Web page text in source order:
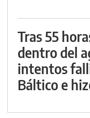
Tras 55
dentro del
intentos
Báltico e